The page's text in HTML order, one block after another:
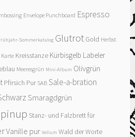
Envelope Punchboard Espresso
Sommerkatalog Glutrot Gold Herbst
Karte Kreisstanze Kürbisgelb Labeler
Meeresgrün Mini-Album Olivgrün
Pfirsich Pur SAB Sale-a-bration
Smaragdgrün
Stanz- und Falzbrett für
Vanille pur Vellum Wald der Worte